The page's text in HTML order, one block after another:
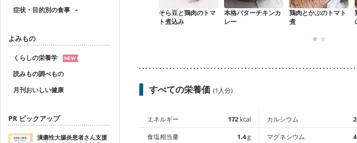
症状・目的別の食事
よみもの
くらしの栄養学
読みもの調べもの
月刊おいしい健康
PR ピックアップ
潰瘍性大腸炎患者さん支援
そら豆と鶏肉のトマ
ト煮込み
本格バターチキンカ
レー
鶏肉とかぶのトマト
煮
すべての栄養価 (1人分)
エネルギー 172 kcal
食塩相当量
1.4g
カルシウム
マグネシウム